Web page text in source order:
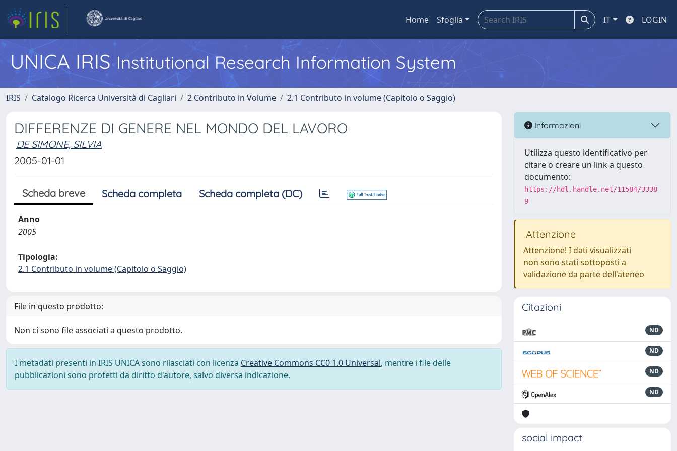
Home Sfoglia IT LOGIN
UNICA IRISInstitutional Research Information System
IRIS Catalogo Ricerca Università di Cagliari 2 Contributo in Volume 2.1 Contributo in volume (Capitolo o Saggio)
DIFFERENZE DI GENERE NEL MONDO DEL LAVORO
DE SIMONE, SILVIA
2005-01-01
Scheda breve Scheda completa Scheda completa (DC)
Anno
2005
Tipologia:
2.1 Contributo in volume (Capitolo o Saggio)
File in questo prodotto:
Non ci sono file associati a questo prodotto.
I metadati presenti in IRIS UNICA sono rilasciati con licenza Creative Commons CC0 1.0 Universal, mentre i file delle
pubblicazioni sono protetti da diritto d'autore, salvo diversa indicazione.
Informazioni
Utilizza questo identificativo per
citare o creare un link a questo
documento:
https://hdl.handle.net/11584/3338
9
Attenzione
Attenzione! I dati visualizzati
non sono stati sottoposti a
validazione da parte dell'ateneo
Citazioni
ND
ND
ND
ND
social impact